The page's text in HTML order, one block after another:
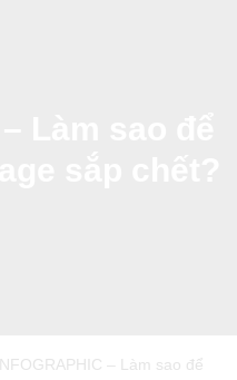
INFOGRAPHIC – Làm sao để